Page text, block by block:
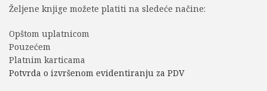
Željene knjige možete platiti na sledeće načine:
Opštom uplatnicom
Pouzećem
Platnim karticama
Potvrda o izvršenom evidentiranju za PDV